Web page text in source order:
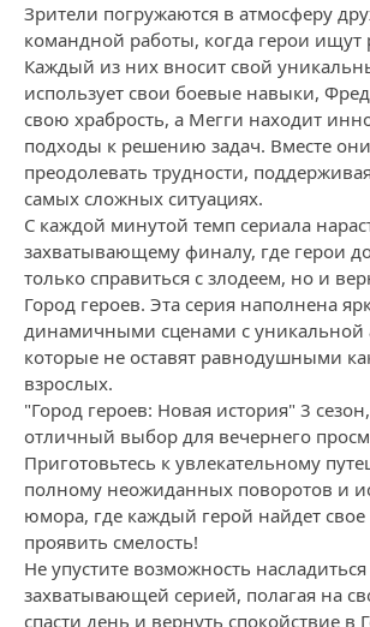
Зрители погружаются в атмосферу
командной работы, когда герои ищут
Каждый из них вносит свой
использует свои боевые навыки,
свою храбрость, а Мегги находит
подходы к решению задач. Вместе они
преодолевать трудности,
самых сложных ситуациях.
С каждой минутой темп сериала
захватывающему финалу, где герои
только справиться с злодеем, но и
Город героев. Эта серия наполнена
динамичными сценами с уникальной
которые не оставят равнодушными
взрослых.
"Город героев: Новая история" 3
отличный выбор для вечернего
Приготовьтесь к увлекательному
полному неожиданных поворотов и
юмора, где каждый герой найдет
проявить смелость!
Не упустите возможность насладиться
захватывающей серией, полагая на
спасти день и вернуть спокойствие в